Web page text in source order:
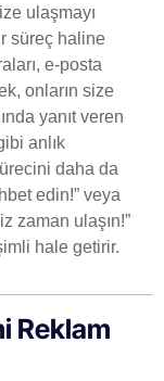
ulaşmayı
süreç haline
e-posta
onların size
yanıt veren
anlık
daha da
edin!” veya
zaman ulaşın!”
hale getirir.
Reklam